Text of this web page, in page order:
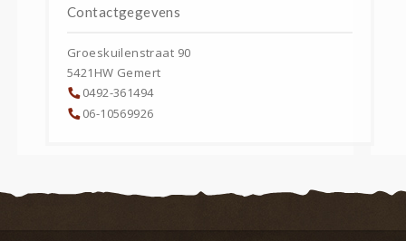
Contactgegevens
Groeskuilenstraat 90
5421HW Gemert
0492-361494
06-10569926